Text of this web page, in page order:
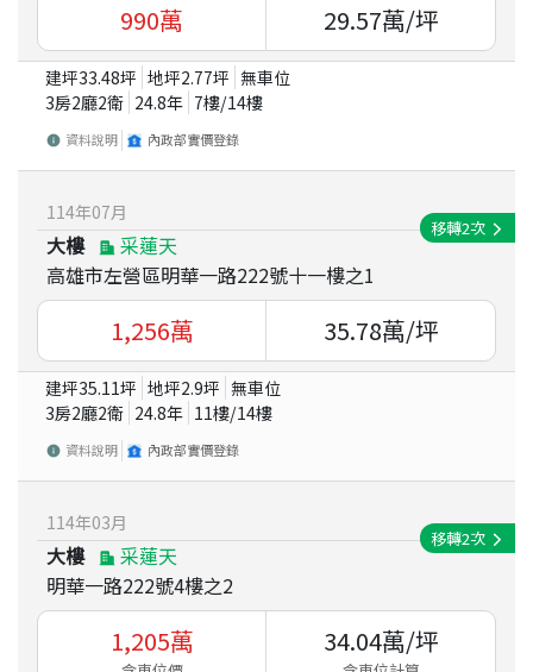
990萬 29.57萬/坪
建坪33.48坪 地坪2.77坪 無車位
3房2廳2衛 24.8年 7樓/14樓
資料說明 內政部實價登錄
114年07月
大樓
采蓮天
高雄市左營區明華一路222號十一樓之1
移轉2次
1,256萬 35.78萬/坪
建坪35.11坪 地坪2.9坪 無車位
3房2廳2衛 24.8年 11樓/14樓
資料說明 內政部實價登錄
114年03月
大樓
采蓮天
明華一路222號4樓之2
移轉2次
1,205萬 34.04萬/坪